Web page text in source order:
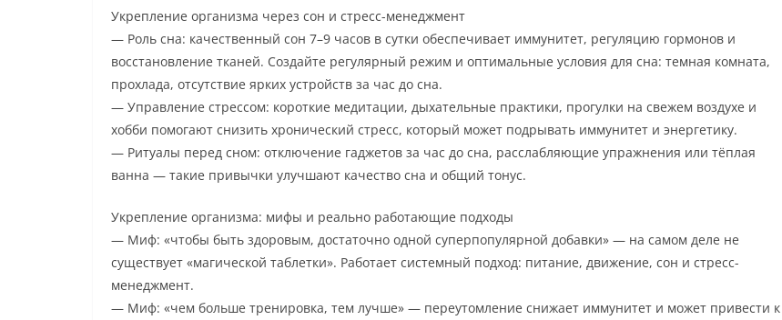
Укрепление организма через сон и стресс-менеджмент
— Роль сна: качественный сон 7–9 часов в сутки обеспечивает иммунитет, регуляцию гормонов и
восстановление тканей. Создайте регулярный режим и оптимальные условия для сна: темная комната,
прохлада, отсутствие ярких устройств за час до сна.
— Управление стрессом: короткие медитации, дыхательные практики, прогулки на свежем воздухе и
хобби помогают снизить хронический стресс, который может подрывать иммунитет и энергетику.
— Ритуалы перед сном: отключение гаджетов за час до сна, расслабляющие упражнения или тёплая
ванна — такие привычки улучшают качество сна и общий тонус.
Укрепление организма: мифы и реально работающие подходы
— Миф: «чтобы быть здоровым, достаточно одной суперпопулярной добавки» — на самом деле не
существует «магической таблетки». Работает системный подход: питание, движение, сон и стресс-
менеджмент.
— Миф: «чем больше тренировка, тем лучше» — переутомление снижает иммунитет и может привести к